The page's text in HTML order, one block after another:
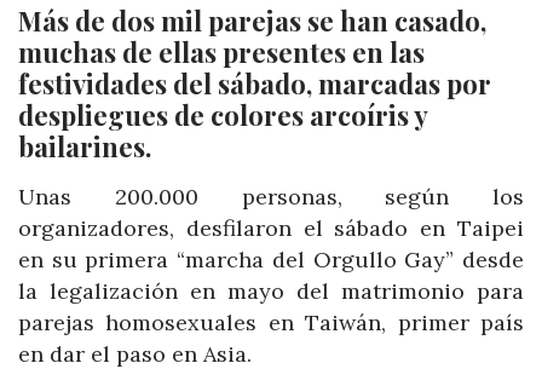
Más de dos mil parejas se han casado,
muchas de ellas presentes en las
festividades del sábado, marcadas por
despliegues de colores arcoíris y
bailarines.
Unas 200.000 personas, según los
organizadores, desfilaron el sábado en Taipei
en su primera “marcha del Orgullo Gay” desde
la legalización en mayo del matrimonio para
parejas homosexuales en Taiwán, primer país
en dar el paso en Asia.